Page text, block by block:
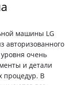
машины LG
авторизованного
очень
и детали
процедур. В